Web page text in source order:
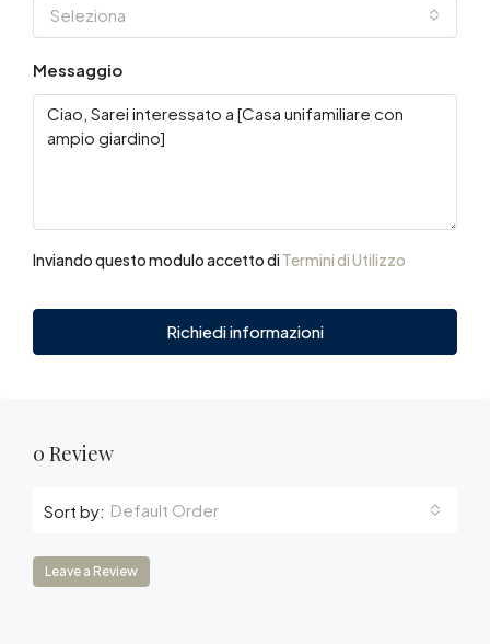
Seleziona
Messaggio
Inviando questo modulo accetto di Termini di Utilizzo
Richiedi informazioni
0 Review
Sort by: Default Order
Leave a Review